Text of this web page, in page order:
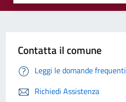
Contatta il comune
Leggi le domande frequenti
Richiedi Assistenza